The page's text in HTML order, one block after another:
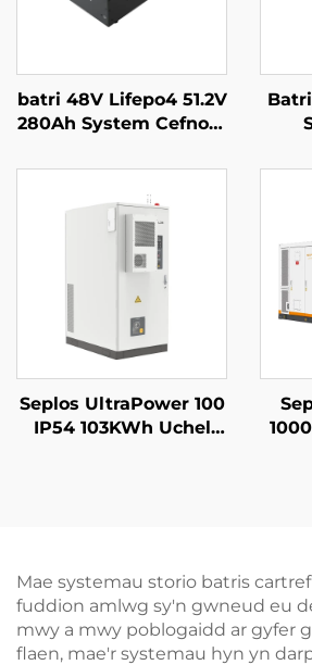
batri 48V Lifepo4 51.2V
280Ah System Cefnogi
14kWh Batri Solar
Seplos
Seplos UltraPower 100
IP54 103KWh Uchel
Mae systemau storio batris
fuddion amlwg sy'n gwneud eu
mwy a mwy poblogaidd ar gyfer
flaen, mae'r systemau hyn yn